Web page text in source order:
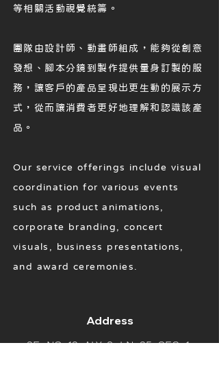
等相關活動視覺統籌。
團隊由設計師、動畫師組成，能夠從創意
發想、腳本分鏡到製作提供量身訂製的服
務，讓客戶的產品呈現出更生動的展示方
式，從而讓消費者更好地理解和認識該產
品。
Our service offerings include visual
coordination for various events
such as product animations,
corporate branding, concert
visuals, business presentations,
and award ceremonies.
Address
2F., NO. 12, ALY. 9, LN. 35, SEC. 1,